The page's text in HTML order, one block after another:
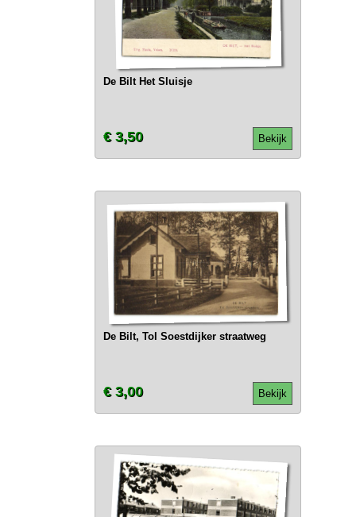
De Bilt Het Sluisje
Bekijk
€ 3,50
De Bilt, Tol Soestdijker straatweg
Bekijk
€ 3,00